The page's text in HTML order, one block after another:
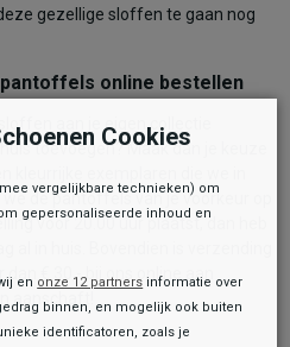
gezellige sloffen te gaan nog
online bestellen
aan je eigen collectie
toevoegen? Maak dan je keuze
de pantoffels van je voorkeur op
voor 20.00 uur plaatst, dan heb
al in huis. Bovendien is verzending
€ 30,- bij ons online aan
aanschaft!
Cookies
vergelijkbare technieken) om
gepersonaliseerde inhoud en
en onze 12 partners informatie over
binnen, en mogelijk ook buiten
identificatoren, zoals je